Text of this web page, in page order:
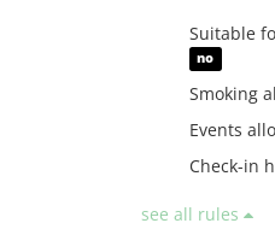
Suitable
no
Smoking
Events
Check-in
see all rules